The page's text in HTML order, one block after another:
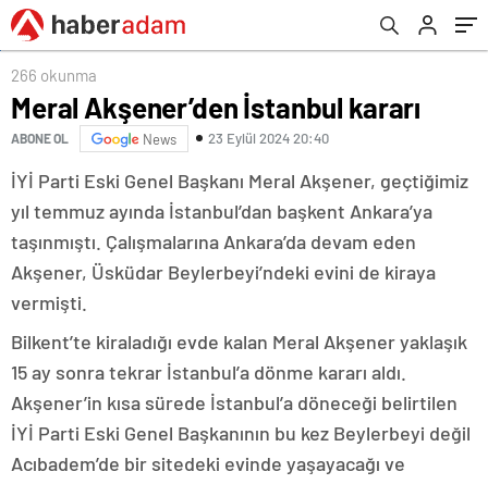
266 okunma
Meral Akşener’den İstanbul kararı
ABONE OL News 23 Eylül 2024 20:40
İYİ Parti Eski Genel Başkanı Meral Akşener, geçtiğimiz
yıl temmuz ayında İstanbul’dan başkent Ankara’ya
taşınmıştı. Çalışmalarına Ankara’da devam eden
Akşener, Üsküdar Beylerbeyi’ndeki evini de kiraya
vermişti.
Bilkent’te kiraladığı evde kalan Meral Akşener yaklaşık
15 ay sonra tekrar İstanbul’a dönme kararı aldı.
Akşener’in kısa sürede İstanbul’a döneceği belirtilen
İYİ Parti Eski Genel Başkanının bu kez Beylerbeyi değil
Acıbadem’de bir sitedeki evinde yaşayacağı ve